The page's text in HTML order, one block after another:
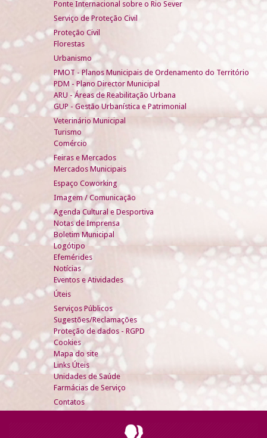
Ponte Internacional sobre o Rio Sever
Serviço de Proteção Civil
Proteção Civil
Florestas
Urbanismo
PMOT - Planos Municipais de Ordenamento do Território
PDM - Plano Director Municipal
ARU - Áreas de Reabilitação Urbana
GUP - Gestão Urbanística e Patrimonial
Veterinário Municipal
Turismo
Comércio
Feiras e Mercados
Mercados Municipais
Espaço Coworking
Imagem / Comunicação
Agenda Cultural e Desportiva
Notas de Imprensa
Boletim Municipal
Logótipo
Efemérides
Notícias
Eventos e Atividades
Úteis
Serviços Públicos
Sugestões/Reclamações
Proteção de dados - RGPD
Cookies
Mapa do site
Links Úteis
Unidades de Saúde
Farmácias de Serviço
Contatos